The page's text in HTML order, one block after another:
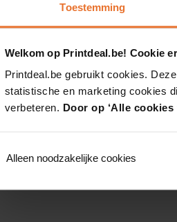
Toestemming
Welkom op Printdeal.be! Cookie
Printdeal.be gebruikt cookies.
statistische en marketing cookies
verbeteren. Door op ‘Alle
Alleen noodzakelijke cookies